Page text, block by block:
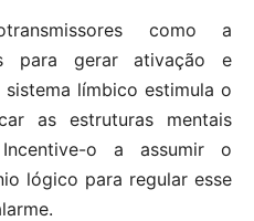
como a
para gerar ativação e
límbico estimula o
as estruturas mentais
o a assumir o
lógico para regular esse